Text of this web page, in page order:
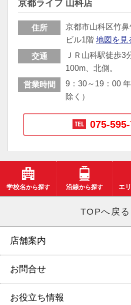
京都ライフ 山科店
住所
京都市山科区竹
ビル1階地図を見
交通
ＪＲ山科駅徒歩3
100m、北側。
営業時間
9：30～19：00
除く）
075-
学校名から探す 沿線から探す エ
TOPへ戻る
店舗案内
お問合せ
お役立ち情報